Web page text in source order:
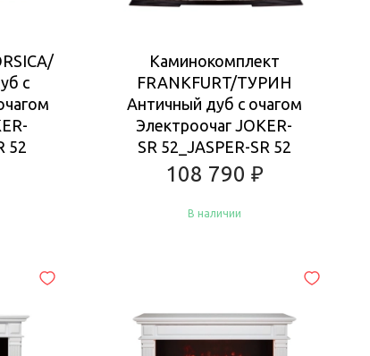
с
52
Каминокомплект
FRANKFURT/ТУРИН
Античный дуб с очагом
Электроочаг JOKER-
SR 52_JASPER-SR 52
108 790 ₽
В наличии